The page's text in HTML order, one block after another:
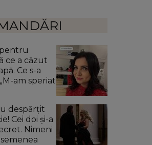
ce a căzut
Ce s-a
am speriat
Cei doi și-a
Nimeni